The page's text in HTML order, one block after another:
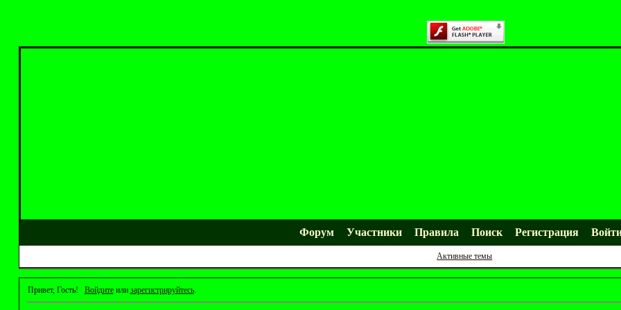
Форум Участники Правила Поиск Регистрация
Активные темы
Привет, Гость! Войдитеили зарегистрируйтесь.